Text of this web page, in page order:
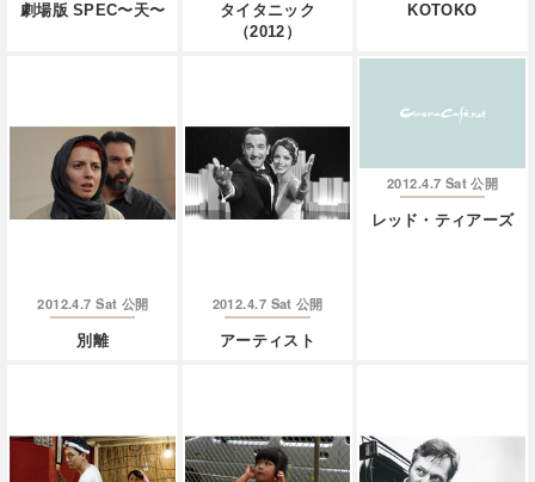
劇場版 SPEC〜天〜
タイタニック
（2012）
KOTOKO
2012.4.7 Sat 公開
別離
2012.4.7 Sat 公開
アーティスト
2012.4.7 Sat 公開
レッド・ティアーズ